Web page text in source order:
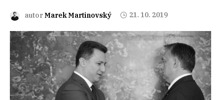
autorMarek Martinovský 21. 10. 2019